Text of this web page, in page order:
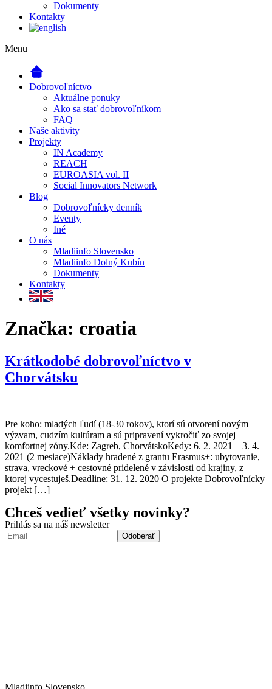
Dokumenty
Kontakty
Menu
Dobrovoľníctvo
Aktuálne ponuky
Ako sa stať dobrovoľníkom
FAQ
Naše aktivity
Projekty
IN Academy
REACH
EUROASIA vol. II
Social Innovators Network
Blog
Dobrovoľnícky denník
Eventy
Iné
O nás
Mladiinfo Slovensko
Mladiinfo Dolný Kubín
Dokumenty
Kontakty
Značka: croatia
Krátkodobé dobrovoľníctvo v
Chorvátsku
Pre koho: mladých ľudí (18-30 rokov), ktorí sú otvorení novým
výzvam, cudzím kultúram a sú pripravení vykročiť zo svojej
komfortnej zóny.Kde: Zagreb, ChorvátskoKedy: 6. 2. 2021 – 3. 4.
2021 (2 mesiace)Náklady hradené z grantu Erasmus+: ubytovanie,
strava, vreckové + cestovné pridelené v závislosti od krajiny, z
ktorej vycestuješ.Deadline: 31. 12. 2020 O projekte Dobrovoľnícky
projekt […]
Chceš vedieť všetky novinky?
Prihlás sa na náš newsletter
Mladiinfo Slovensko